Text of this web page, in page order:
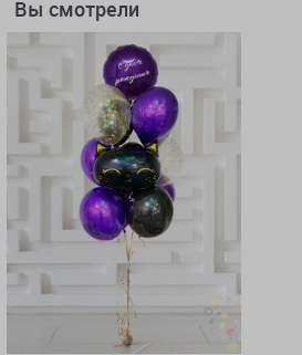
Вы смотрели